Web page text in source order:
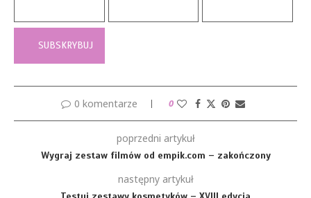
0 komentarze 0
poprzedni artykuł
Wygraj zestaw filmów od empik.com – zakończony
następny artykuł